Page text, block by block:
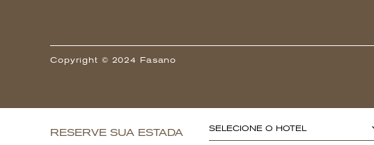
Copyright © 2024 Fasano
RESERVE SUA ESTADA SELECIONE O HOTEL